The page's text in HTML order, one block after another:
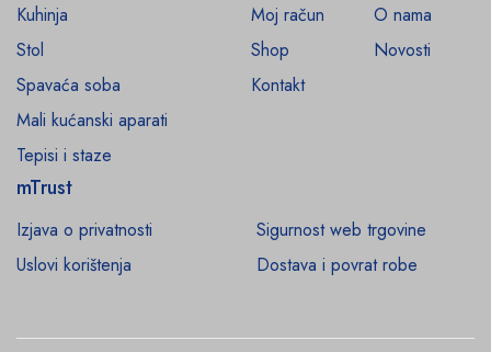
Kuhinja
Stol
Spavaća soba
Mali kućanski aparati
Tepisi i staze
Moj račun
O nama
Shop
Novosti
Kontakt
mTrust
Izjava o privatnosti
Sigurnost web trgovine
Uslovi korištenja
Dostava i povrat robe